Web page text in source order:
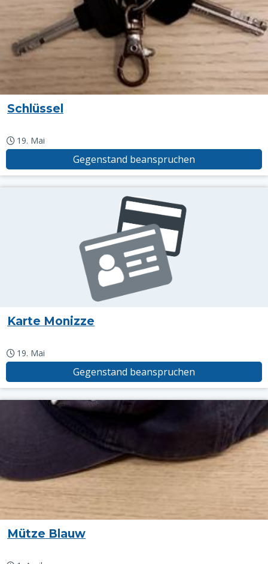
Schlüssel
19. Mai
Gegenstand beanspruchen
Karte Monizze
19. Mai
Gegenstand beanspruchen
Mütze Blauw